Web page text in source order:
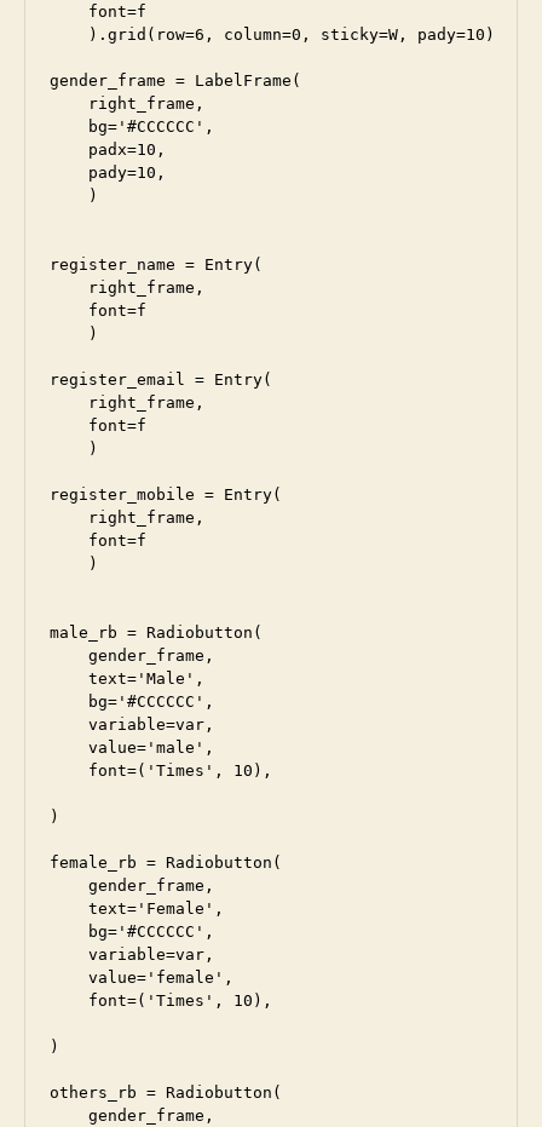
    font=f
    ).grid(row=6, column=0, sticky=W, pady=10)
gender_frame = LabelFrame(
    right_frame,
    bg='#CCCCCC',
    padx=10,
    pady=10,
    )
register_name = Entry(
    right_frame,
    font=f
    )
register_email = Entry(
    right_frame,
    font=f
    )
register_mobile = Entry(
    right_frame,
    font=f
    )
male_rb = Radiobutton(
    gender_frame,
    text='Male',
    bg='#CCCCCC',
    variable=var,
    value='male',
    font=('Times', 10),
)
female_rb = Radiobutton(
    gender_frame,
    text='Female',
    bg='#CCCCCC',
    variable=var,
    value='female',
    font=('Times', 10),
)
others_rb = Radiobutton(
    gender_frame,